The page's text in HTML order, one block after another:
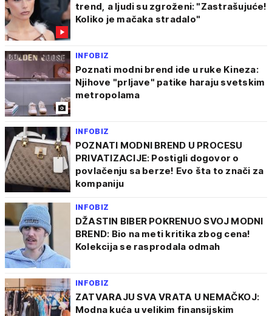
trend, a ljudi su zgroženi: "Zastrašujuće!
Koliko je mačaka stradalo"
INFOBIZ
Poznati modni brend ide u ruke Kineza:
Njihove "prljave" patike haraju svetskim
metropolama
INFOBIZ
POZNATI MODNI BREND U PROCESU
PRIVATIZACIJE: Postigli dogovor o
povlačenju sa berze! Evo šta to znači za
kompaniju
INFOBIZ
DŽASTIN BIBER POKRENUO SVOJ MODNI
BREND: Bio na meti kritika zbog cena!
Kolekcija se rasprodala odmah
INFOBIZ
ZATVARAJU SVA VRATA U NEMAČKOJ:
Modna kuća u velikim finansijskim